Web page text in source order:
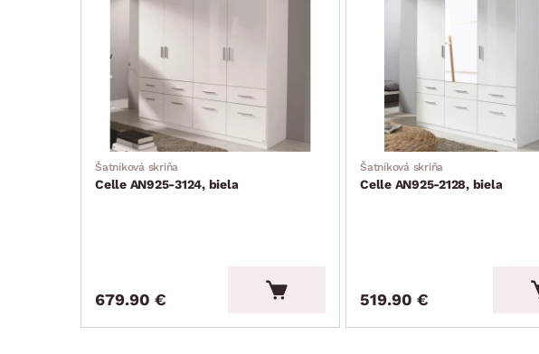
dodávané v demonte
Šatníková skriňa
Celle AN925-3124, biela
679.90 €
Šatníková skriňa
Celle AN925-2128, biela
519.90 €